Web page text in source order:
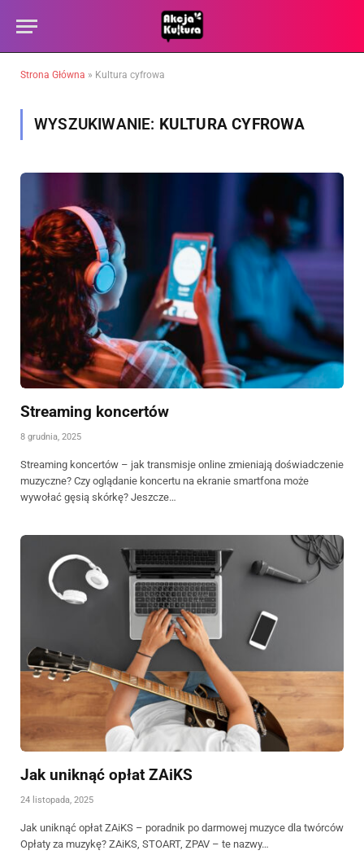
Strona Główna » Kultura cyfrowa
WYSZUKIWANIE: KULTURA CYFROWA
Streaming koncertów
8 grudnia, 2025
Streaming koncertów – jak transmisje online zmieniają doświadczenie
muzyczne? Czy oglądanie koncertu na ekranie smartfona może
wywołać gęsią skórkę? Jeszcze…
Jak uniknąć opłat ZAiKS
24 listopada, 2025
Jak uniknąć opłat ZAiKS – poradnik po darmowej muzyce dla twórców
Opłaty za muzykę? ZAiKS, STOART, ZPAV – te nazwy…